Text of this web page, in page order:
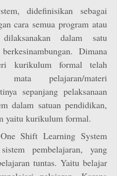
didefinisikan sebagai
cara semua program atau
dalam satu
Dimana
kurikulum formal telah
mata pelajaran/materi
sepanjang pelaksanaan
dalam satuan pendidikan,
yaitu kurikulum formal.
Shift Learning System
pembelajaran, yang
tuntas. Yaitu belajar